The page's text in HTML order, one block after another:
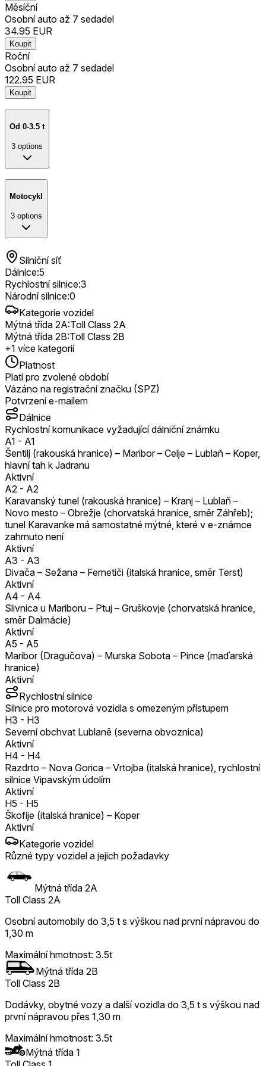
Měsíční
Osobní auto až 7 sedadel
34.95 EUR
Koupit
Roční
Osobní auto až 7 sedadel
122.95 EUR
Koupit
Od 0-3.5 t
3 options
Motocykl
3 options
Silniční síť
Dálnice:5
Rychlostní silnice:3
Národní silnice:0
Kategorie vozidel
Mýtná třída 2A:Toll Class 2A
Mýtná třída 2B:Toll Class 2B
+1 více kategorií
Platnost
Platí pro zvolené období
Vázáno na registrační značku (SPZ)
Potvrzení e-mailem
Dálnice
Rychlostní komunikace vyžadující dálniční známku
A1 - A1
Šentilj (rakouská hranice) – Maribor – Celje – Lublaň – Koper,
hlavní tah k Jadranu
Aktivní
A2 - A2
Karavanský tunel (rakouská hranice) – Kranj – Lublaň –
Novo mesto – Obrežje (chorvatská hranice, směr Záhřeb);
tunel Karavanke má samostatné mýtné, které v e-známce
zahrnuto není
Aktivní
A3 - A3
Divača – Sežana – Fernetiči (italská hranice, směr Terst)
Aktivní
A4 - A4
Slivnica u Mariboru – Ptuj – Gruškovje (chorvatská hranice,
směr Dalmácie)
Aktivní
A5 - A5
Maribor (Dragučova) – Murska Sobota – Pince (maďarská
hranice)
Aktivní
Rychlostní silnice
Silnice pro motorová vozidla s omezeným přístupem
H3 - H3
Severní obchvat Lublaně (severna obvoznica)
Aktivní
H4 - H4
Razdrto – Nova Gorica – Vrtojba (italská hranice), rychlostní
silnice Vipavským údolím
Aktivní
H5 - H5
Škofije (italská hranice) – Koper
Aktivní
Kategorie vozidel
Různé typy vozidel a jejich požadavky
Mýtná třída 2A
Toll Class 2A
Osobní automobily do 3,5 t s výškou nad první nápravou do
1,30 m
Maximální hmotnost: 3.5t
Mýtná třída 2B
Toll Class 2B
Dodávky, obytné vozy a další vozidla do 3,5 t s výškou nad
první nápravou přes 1,30 m
Maximální hmotnost: 3.5t
Mýtná třída 1